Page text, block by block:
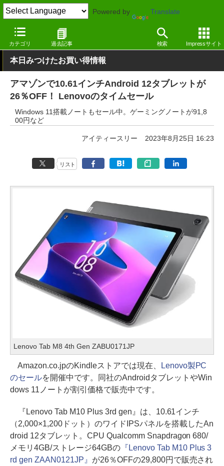
Powered by Translate
カテゴリ 過去記事 検索 Impressサイト
窓の杜 システム・ファイル Android
本日みつけたお買い得情報
アマゾンで10.61インチAndroid 12タブレットが
26％OFF！ Lenovoのタイムセール
Windows 11搭載ノートもセール中。ゲーミングノートが91,8
00円など
アイティースリー 2023年8月25日 16:23
リスト
Lenovo Tab M8 4th Gen ZABU0171JP
Amazon.co.jpのKindleストアでは現在、
Lenovo製PC
のセールを開催中です。同社のAndroidタブレットやWin
dows 11ノートが割引価格で販売中です。
『Lenovo Tab M10 Plus 3rd gen』は、10.61インチ
（2,000×1,200ドット）のワイドIPSパネルを搭載したAn
droid 12タブレット。CPU Qualcomm Snapdragon 680/
メモリ4GB/ストレージ64GBの『Lenovo Tab M10 Plus 3
rd gen ZAAN0121JP』 が26％OFFの29,800円で販売され